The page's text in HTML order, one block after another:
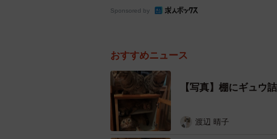
Sponsored by
おすすめニュース
【写真】棚にギュウ
渡辺 晴子